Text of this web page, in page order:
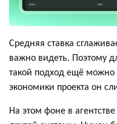
Средняя ставка
важно видеть. Поэтому
такой подход ещё можно
экономики проекта он
На этом фоне в